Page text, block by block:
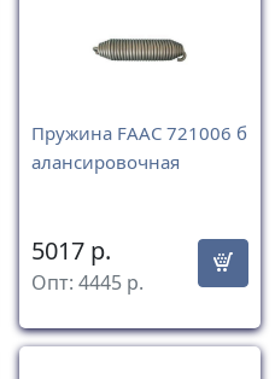
Пружина FAAC 721006 б
алансировочная
5017 р.
Опт: 4445 р.